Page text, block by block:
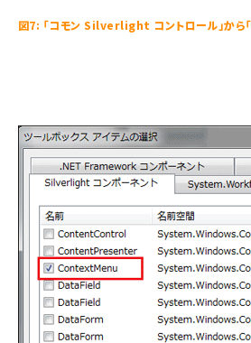
図7: 「コモン Silverlight コントロール」から「